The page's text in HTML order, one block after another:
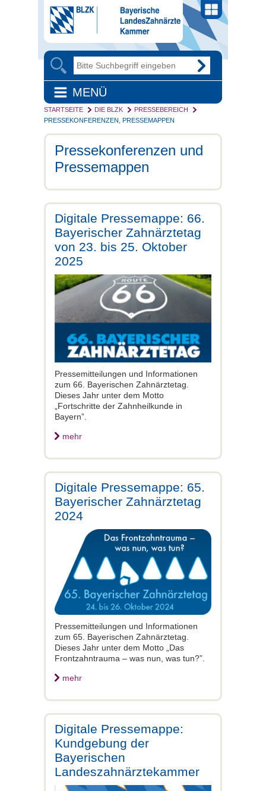
MENÜ
STARTSEITE DIE BLZK
PRESSEBEREICH
PRESSEKONFERENZEN, PRESSEMAPPEN
Pressekonferenzen und
Pressemappen
Digitale Pressemappe: 66.
Bayerischer Zahnärztetag
von 23. bis 25. Oktober
2025
Pressemitteilungen und Informationen
zum 66. Bayerischen Zahnärztetag.
Dieses Jahr unter dem Motto
„Fortschritte der Zahnheilkunde in
Bayern”.
mehr
Digitale Pressemappe: 65.
Bayerischer Zahnärztetag
2024
Pressemitteilungen und Informationen
zum 65. Bayerischen Zahnärztetag.
Dieses Jahr unter dem Motto „Das
Frontzahntrauma – was nun, was tun?”.
mehr
Digitale Pressemappe:
Kundgebung der
Bayerischen
Landeszahnärztekammer